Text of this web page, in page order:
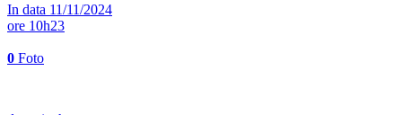
In data 11/11/2024
ore 10h23
0 Foto